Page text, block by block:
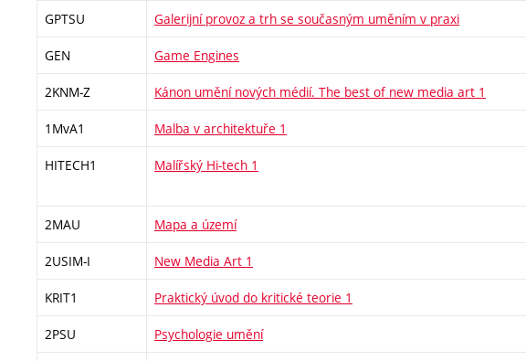
GPTSU Galerijní provoz a trh se současným uměním v praxi
GEN Game Engines
2KNM-Z Kánon umění nových médií. The best of new media art 1
1MvA1 Malba v architektuře 1
HITECH1 Malířský Hi-tech 1
2MAU Mapa a území
2USIM-I New Media Art 1
KRIT1 Praktický úvod do kritické teorie 1
2PSU Psychologie umění